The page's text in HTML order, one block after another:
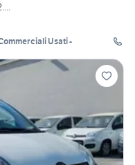
Usati -